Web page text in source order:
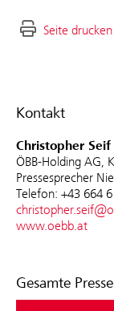
Kontakt
Christopher Seif
ÖBB-Holding AG,
Pressesprecher
Telefon: +43 664
www.oebb.at
Gesamte
Seite drucken